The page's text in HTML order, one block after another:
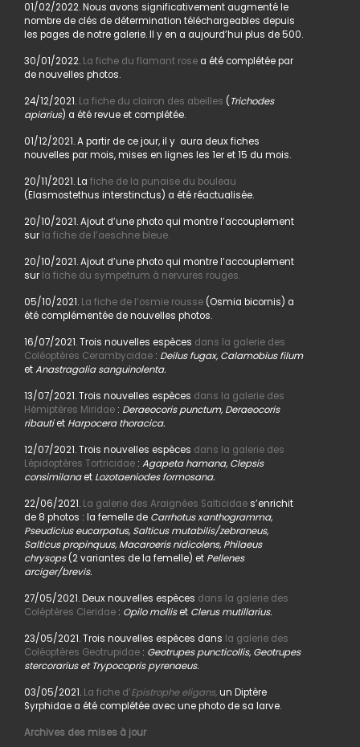
01/02/2022. Nous avons significativement augmenté le
nombre de clés de détermination téléchargeables depuis
les pages de notre galerie. Il y en a aujourd’hui plus de 500.
30/01/2022. La fiche du flamant rosea été complétée par
de nouvelles photos.
24/12/2021. La fiche du clairon des abeilles ( Trichodes
apiarius) a été revue et complétée.
01/12/2021. A partir de ce jour, il y aura deux fiches
nouvelles par mois, mises en lignes les 1er et 15 du mois.
20/11/2021. La fiche de la punaise du bouleau
(Elasmostethus interstinctus) a été réactualisée.
20/10/2021. Ajout d’une photo qui montre l’accouplement
sur la fiche de l’aeschne bleue.
20/10/2021. Ajout d’une photo qui montre l’accouplement
sur la fiche du sympetrum à nervures rouges.
05/10/2021. La fiche de l’osmie rousse(Osmia bicornis) a
été complémentée de nouvelles photos.
16/07/2021. Trois nouvelles espèces dans la galerie des
Coléoptères Cerambycidae: Deilus fugax, Calamobius filum
etAnastragalia sanguinolenta.
13/07/2021. Trois nouvelles espèces dans la galerie des
Hémiptères Miridae: Deraeocoris punctum, Deraeocoris
ribautiet Harpocera thoracica.
12/07/2021. Trois nouvelles espèces dans la galerie des
Lépidoptères Tortricidae: Agapeta hamana, Clepsis
consimilanaet Lozotaeniodes formosana.
22/06/2021. La galerie des Araignées Salticidaes’enrichit
de 8 photos : la femelle de Carrhotus xanthogramma,
Pseudicius eucarpatus, Salticus mutabilis/zebraneus,
Salticus propinquus, Macaroeris nidicolens, Philaeus
chrysops(2 variantes de la femelle) et Pellenes
arciger/brevis.
27/05/2021. Deux nouvelles espèces dans la galerie des
Coléptères Cleridae: Opilo molliset Clerus mutillarius.
23/05/2021. Trois nouvelles espèces dans la galerie des
Coléoptères Geotrupidae: Geotrupes puncticollis, Geotrupes
stercorarius et Trypocopris pyrenaeus.
03/05/2021. La fiche d’Epistrophe eligans,un Diptère
Syrphidae a été complétée avec une photo de sa larve.
Archives des mises à jour